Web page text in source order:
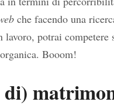
che facendo una
lavoro, potrai competere
Booom!